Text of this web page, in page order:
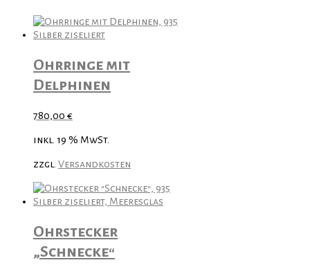
Ohrringe mit
Delphinen
780,00 €
inkl. 19 % MwSt.
zzgl. Versandkosten
Ohrstecker
„Schnecke“